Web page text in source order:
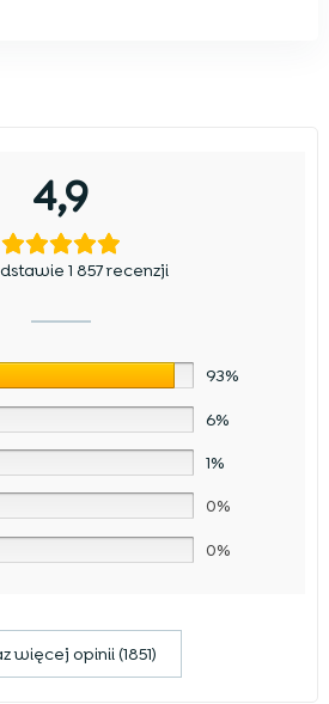
4,9
1 857 recenzji
93%
6%
1%
0%
0%
więcej opinii (1851)